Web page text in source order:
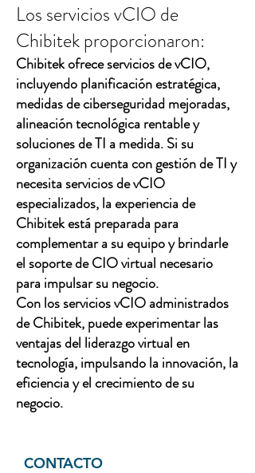
Los servicios vCIO de
Chibitek proporcionaron:
Chibitek ofrece servicios de vCIO,
incluyendo planificación estratégica,
medidas de ciberseguridad mejoradas,
alineación tecnológica rentable y
soluciones de TI a medida. Si su
organización cuenta con gestión de TI y
necesita servicios de vCIO
especializados, la experiencia de
Chibitek está preparada para
complementar a su equipo y brindarle
el soporte de CIO virtual necesario
para impulsar su negocio.
Con los servicios vCIO administrados
de Chibitek, puede experimentar las
ventajas del liderazgo virtual en
tecnología, impulsando la innovación, la
eficiencia y el crecimiento de su
negocio.
CONTACTO